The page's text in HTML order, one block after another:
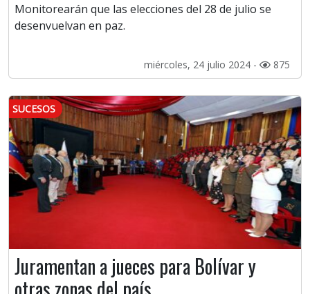
Monitorearán que las elecciones del 28 de julio se
desenvuelvan en paz.
miércoles, 24 julio 2024 - 875
SUCESOS
Juramentan a jueces para Bolívar y